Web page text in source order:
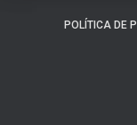
POLÍTICA DE